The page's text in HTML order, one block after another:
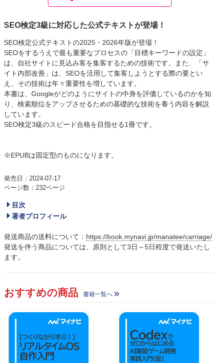
SEO検定3級に対応した公式テキストが登場！
SEO検定公式テキストの2025・2026年版が登場！
SEOをするうえで最も重要なプロセスの「目標キーワードの設定」
は、自社サイトに見込み客を集客するための技術です。また、「サ
イト内部改善」は、SEOを活用して集客しようとする際の要とい
え、その技術は年々重要性を増しています。
本書は、Googleがどのようにサイトの中身を評価しているのかを知
り、検索順位をアップさせるための基礎的な技術を養う内容を解説
しています。
SEO検定3級のスピード合格を目指せる1冊です。
※EPUBは固定型のものになります。
発売日：2024-07-17
ページ数：232ページ
目次
著者プロフィール
発送商品の送料について： https://book.mynavi.jp/manatee/carriage/
発送を伴う商品については、原則として3日～5日程度で発送いたし
ます。
おすすめの商品 書籍一覧へ